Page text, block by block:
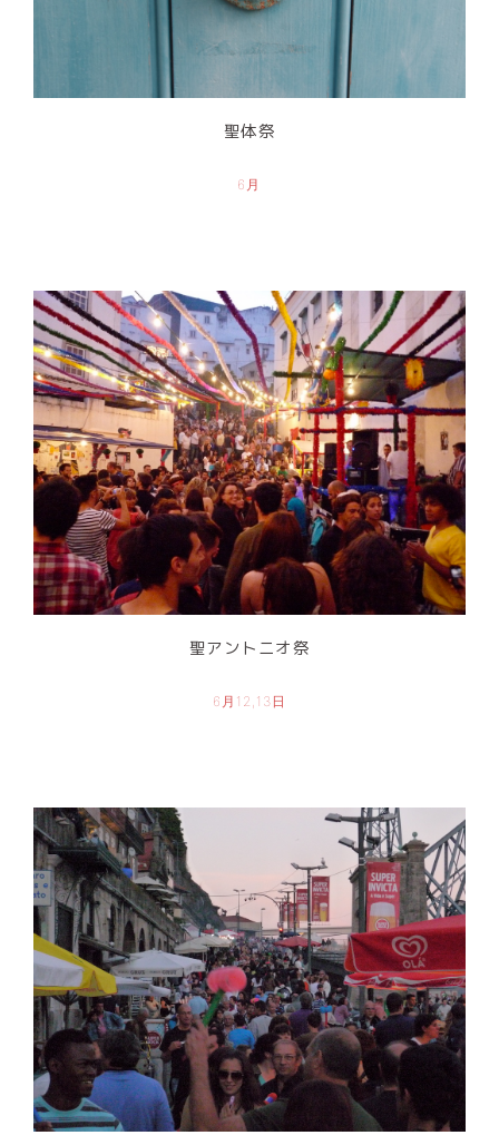
聖体祭
6月
聖アントニオ祭
6月12,13日